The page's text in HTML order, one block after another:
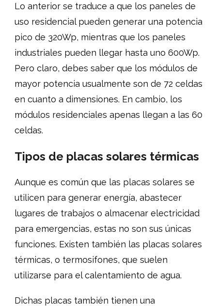
Lo anterior se traduce a que los paneles de
uso residencial pueden generar una potencia
pico de 320Wp, mientras que los paneles
industriales pueden llegar hasta uno 600Wp.
Pero claro, debes saber que los módulos de
mayor potencia usualmente son de 72 celdas
en cuanto a dimensiones. En cambio, los
módulos residenciales apenas llegan a las 60
celdas.
Tipos de placas solares térmicas
Aunque es común que las placas solares se
utilicen para generar energía, abastecer
lugares de trabajos o almacenar electricidad
para emergencias, estas no son sus únicas
funciones. Existen también las placas solares
térmicas, o termosifones, que suelen
utilizarse para el calentamiento de agua.
Dichas placas también tienen una